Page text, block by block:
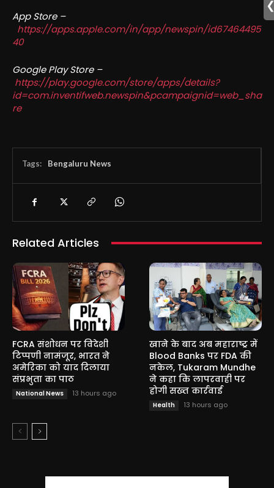
App Store –
https://apps.apple.com/in/app/newspin/id67464495
40
Google Play Store –
https://play.google.com/store/apps/details?
id=com.inventifweb.newspin&pcampaignid=web_sha
re
Tags: Bengaluru News
Related Articles
FCRA संशोधन पर विदेशी
टिप्पणी नामंजूर, भारत ने
अमेरिका को याद दिलाया
संप्रभुता का पाठ
National News 13 hours ago
खाने के बाद अब महाराष्ट्र में
Blood Banks पर FDA की
नकेल, Tukaram Mundhe
ने कहा कि लापरवाही पर
होगी सख्त कार्रवाई
Health 13 hours ago